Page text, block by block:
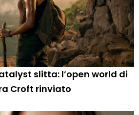
slitta: l’open world di
Croft rinviato